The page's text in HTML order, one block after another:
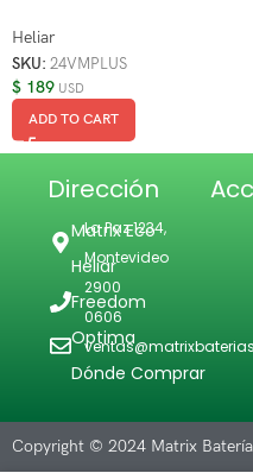
Heliar
SKU: 24VMPLUS
$ 189 USD
ADD TO CART
Dirección
La Paz 1234,
Montevideo
2900
0606
Matrix Eco
Heliar
Freedom
Optima
Dónde Comprar
Copyright © 2024 Matrix